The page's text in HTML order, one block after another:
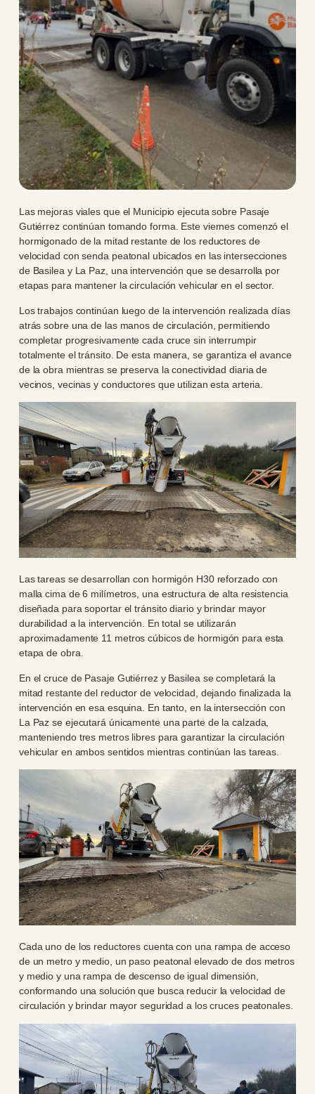
Las mejoras viales que el Municipio ejecuta sobre Pasaje
Gutiérrez continúan tomando forma. Este viernes comenzó el
hormigonado de la mitad restante de los reductores de
velocidad con senda peatonal ubicados en las intersecciones
de Basilea y La Paz, una intervención que se desarrolla por
etapas para mantener la circulación vehicular en el sector.
Los trabajos continúan luego de la intervención realizada días
atrás sobre una de las manos de circulación, permitiendo
completar progresivamente cada cruce sin interrumpir
totalmente el tránsito. De esta manera, se garantiza el avance
de la obra mientras se preserva la conectividad diaria de
vecinos, vecinas y conductores que utilizan esta arteria.
Las tareas se desarrollan con hormigón H30 reforzado con
malla cima de 6 milímetros, una estructura de alta resistencia
diseñada para soportar el tránsito diario y brindar mayor
durabilidad a la intervención. En total se utilizarán
aproximadamente 11 metros cúbicos de hormigón para esta
etapa de obra.
En el cruce de Pasaje Gutiérrez y Basilea se completará la
mitad restante del reductor de velocidad, dejando finalizada la
intervención en esa esquina. En tanto, en la intersección con
La Paz se ejecutará únicamente una parte de la calzada,
manteniendo tres metros libres para garantizar la circulación
vehicular en ambos sentidos mientras continúan las tareas.
Cada uno de los reductores cuenta con una rampa de acceso
de un metro y medio, un paso peatonal elevado de dos metros
y medio y una rampa de descenso de igual dimensión,
conformando una solución que busca reducir la velocidad de
circulación y brindar mayor seguridad a los cruces peatonales.